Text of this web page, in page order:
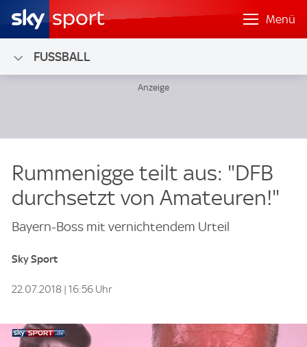
Menü
FUSSBALL
Rummenigge teilt aus: "DFB
durchsetzt von Amateuren!"
Bayern-Boss mit vernichtendem Urteil
Sky Sport
22.07.2018 | 16:56 Uhr